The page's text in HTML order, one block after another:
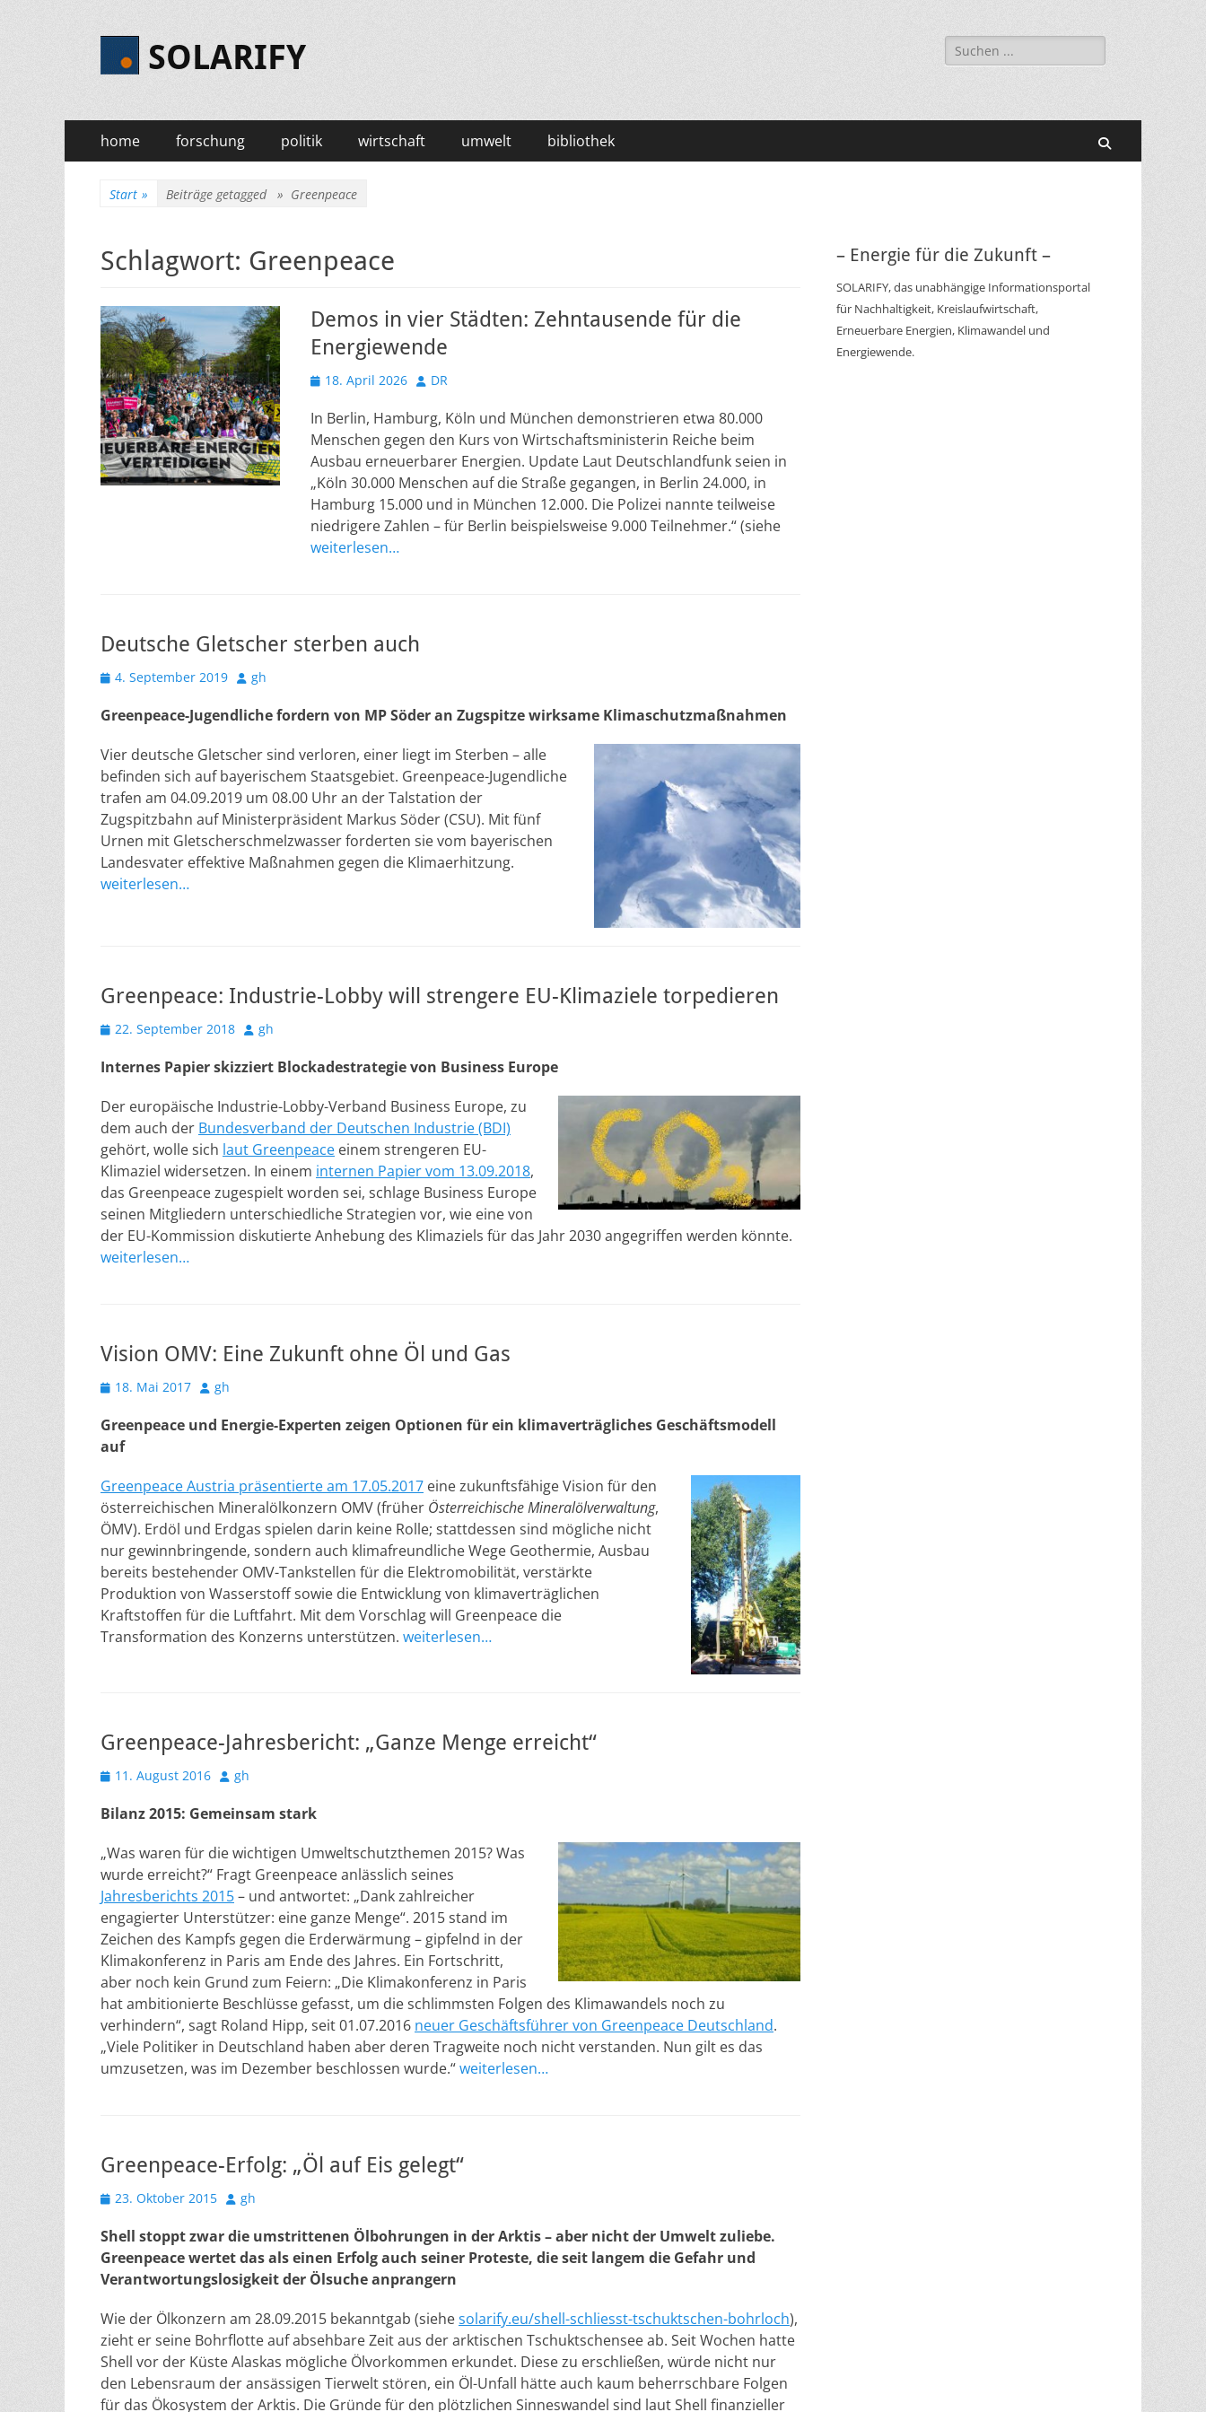
SOLARIFY
Suchen
nach:
Primäres
Menü
Zum
Inhalt
home forschung politik wirtschaft umwelt bibliothek
Start » Beiträge getagged » Greenpeace
Schlagwort: Greenpeace
Demos in vier Städten: Zehntausende für die
Energiewende
Veröffentlicht
18. April 2026 Autor
DR
In Berlin, Hamburg, Köln und München demonstrieren etwa 80.000
Menschen gegen den Kurs von Wirtschaftsministerin Reiche beim
Ausbau erneuerbarer Energien. Update Laut Deutschlandfunk seien in
„Köln 30.000 Menschen auf die Straße gegangen, in Berlin 24.000, in
Hamburg 15.000 und in München 12.000. Die Polizei nannte teilweise
niedrigere Zahlen – für Berlin beispielsweise 9.000 Teilnehmer.“ (siehe
weiterlesen…
Deutsche Gletscher sterben auch
Veröffentlicht
4. September 2019 Autor
gh
Greenpeace-Jugendliche fordern von MP Söder an Zugspitze wirksame Klimaschutzmaßnahmen
Vier deutsche Gletscher sind verloren, einer liegt im Sterben – alle
befinden sich auf bayerischem Staatsgebiet. Greenpeace-Jugendliche
trafen am 04.09.2019 um 08.00 Uhr an der Talstation der
Zugspitzbahn auf Ministerpräsident Markus Söder (CSU). Mit fünf
Urnen mit Gletscherschmelzwasser forderten sie vom bayerischen
Landesvater effektive Maßnahmen gegen die Klimaerhitzung.
weiterlesen…
Greenpeace: Industrie-Lobby will strengere EU-Klimaziele torpedieren
Veröffentlicht
22. September 2018 Autor
gh
Internes Papier skizziert Blockadestrategie von Business Europe
Der europäische Industrie-Lobby-Verband Business Europe, zu
dem auch der Bundesverband der Deutschen Industrie (BDI)
gehört, wolle sich laut Greenpeace einem strengeren EU-
Klimaziel widersetzen. In einem internen Papier vom 13.09.2018,
das Greenpeace zugespielt worden sei, schlage Business Europe
seinen Mitgliedern unterschiedliche Strategien vor, wie eine von
der EU-Kommission diskutierte Anhebung des Klimaziels für das Jahr 2030 angegriffen werden könnte.
weiterlesen…
Vision OMV: Eine Zukunft ohne Öl und Gas
Veröffentlicht
18. Mai 2017 Autor
gh
Greenpeace und Energie-Experten zeigen Optionen für ein klimaverträgliches Geschäftsmodell
auf
Greenpeace Austria präsentierte am 17.05.2017 eine zukunftsfähige Vision für den
österreichischen Mineralölkonzern OMV (früher Österreichische Mineralölverwaltung,
ÖMV). Erdöl und Erdgas spielen darin keine Rolle; stattdessen sind mögliche nicht
nur gewinnbringende, sondern auch klimafreundliche Wege Geothermie, Ausbau
bereits bestehender OMV-Tankstellen für die Elektromobilität, verstärkte
Produktion von Wasserstoff sowie die Entwicklung von klimaverträglichen
Kraftstoffen für die Luftfahrt. Mit dem Vorschlag will Greenpeace die
Transformation des Konzerns unterstützen. weiterlesen…
Greenpeace-Jahresbericht: „Ganze Menge erreicht“
Veröffentlicht
11. August 2016 Autor
gh
Bilanz 2015: Gemeinsam stark
„Was waren für die wichtigen Umweltschutzthemen 2015? Was
wurde erreicht?“ Fragt Greenpeace anlässlich seines
Jahresberichts 2015– und antwortet: „Dank zahlreicher
engagierter Unterstützer: eine ganze Menge“. 2015 stand im
Zeichen des Kampfs gegen die Erderwärmung – gipfelnd in der
Klimakonferenz in Paris am Ende des Jahres. Ein Fortschritt,
aber noch kein Grund zum Feiern: „Die Klimakonferenz in Paris
hat ambitionierte Beschlüsse gefasst, um die schlimmsten Folgen des Klimawandels noch zu
verhindern“, sagt Roland Hipp, seit 01.07.2016 neuer Geschäftsführer von Greenpeace Deutschland.
„Viele Politiker in Deutschland haben aber deren Tragweite noch nicht verstanden. Nun gilt es das
umzusetzen, was im Dezember beschlossen wurde.“weiterlesen…
Greenpeace-Erfolg: „Öl auf Eis gelegt“
Veröffentlicht
23. Oktober 2015 Autor
gh
Shell stoppt zwar die umstrittenen Ölbohrungen in der Arktis – aber nicht der Umwelt zuliebe.
Greenpeace wertet das als einen Erfolg auch seiner Proteste, die seit langem die Gefahr und
Verantwortungslosigkeit der Ölsuche anprangern
Wie der Ölkonzern am 28.09.2015 bekanntgab (siehesolarify.eu/shell-schliesst-tschuktschen-bohrloch),
zieht er seine Bohrflotte auf absehbare Zeit aus der arktischen Tschuktschensee ab. Seit Wochen hatte
Shell vor der Küste Alaskas mögliche Ölvorkommen erkundet. Diese zu erschließen, würde nicht nur
den Lebensraum der ansässigen Tierwelt stören, ein Öl-Unfall hätte auch kaum beherrschbare Folgen
für das Ökosystem der Arktis. Die Gründe für den plötzlichen Sinneswandel sind laut Shell finanzieller
– Energie für die Zukunft –
SOLARIFY, das unabhängige Informationsportal
für Nachhaltigkeit, Kreislaufwirtschaft,
Erneuerbare Energien, Klimawandel und
Energiewende.